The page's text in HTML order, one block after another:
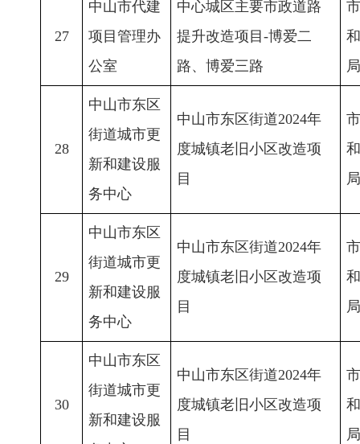
27
中山市代建
项目管理办
公室
中心城区主要市政道路
提升改造项目-博爱二
路、博爱三路
局
28
中山市东区
街道城市更
新和建设服
务中心
中山市东区街道2024年
度城镇老旧小区改造项
目
局
29
中山市东区
街道城市更
新和建设服
务中心
中山市东区街道2024年
度城镇老旧小区改造项
目
局
30
中山市东区
街道城市更
新和建设服
中山市东区街道2024年
度城镇老旧小区改造项
目
局